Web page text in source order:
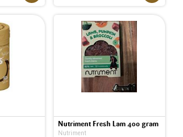
Toegevoegd aan mandje
Nutriment Fresh Lam 400 gram
Nutriment